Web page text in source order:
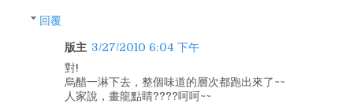
回覆
版主 3/27/2010 6:04 下午
對!
烏醋一淋下去，整個味道的層次都跑出來了~~
人家說，畫龍點睛????呵呵~~